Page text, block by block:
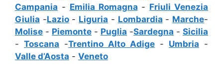
Campania - Emilia Romagna - Friuli Venezia
Giulia -Lazio- Liguria - Lombardia - Marche-
Molise - Piemonte - Puglia -Sardegna - Sicilia
- Toscana -Trentino Alto Adige - Umbria -
Valle d’Aosta - Veneto